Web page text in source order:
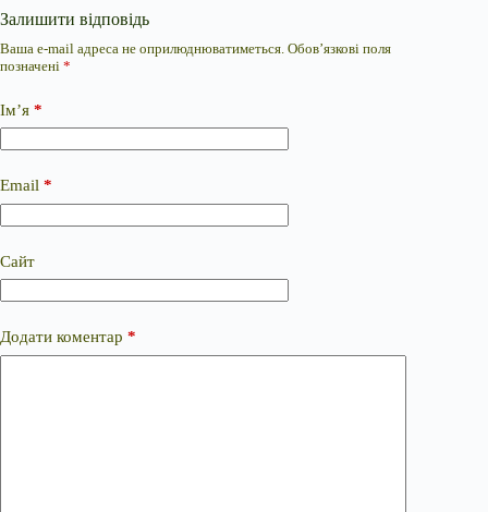
Залишити відповідь
Ваша e-mail адреса не оприлюднюватиметься. Обов’язкові поля
позначені *
Ім’я *
Email *
Сайт
Додати коментар *